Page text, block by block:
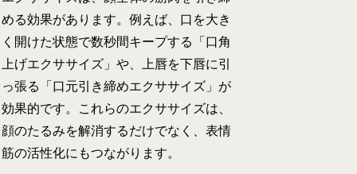
める効果があります。例えば、口を大き
く開けた状態で数秒間キープする「口角
上げエクササイズ」や、上唇を下唇に引
っ張る「口元引き締めエクササイズ」が
効果的です。これらのエクササイズは、
顔のたるみを解消するだけでなく、表情
筋の活性化にもつながります。